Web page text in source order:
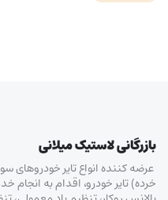
بازرگانی لاستیک میلانی
عرضه کننده انواع تایر
خرده‌) تایر خودرو، اقدام به انجام